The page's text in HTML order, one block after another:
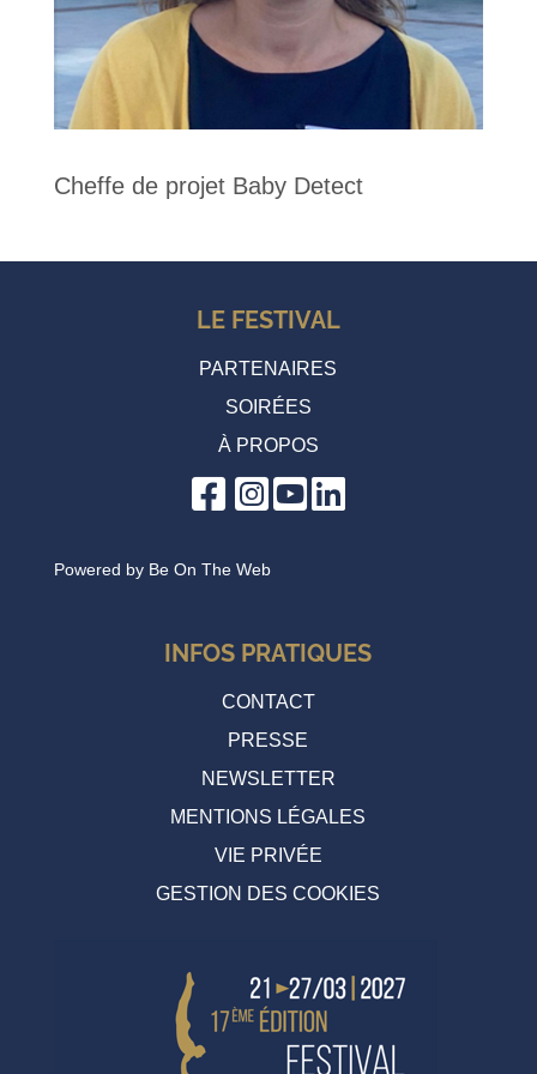
Cheffe de projet Baby Detect
LE FESTIVAL
PARTENAIRES
SOIRÉES
À PROPOS
Powered by Be On The Web
INFOS PRATIQUES
CONTACT
PRESSE
NEWSLETTER
MENTIONS LÉGALES
VIE PRIVÉE
GESTION DES COOKIES